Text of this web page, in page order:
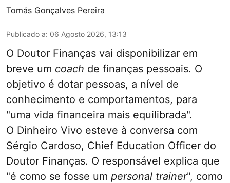
Tomás Gonçalves Pereira
Publicado a: 06 Agosto 2026, 13:13
O Doutor Finanças vai disponibilizar em
breve um coach de finanças pessoais. O
objetivo é dotar pessoas, a nível de
conhecimento e comportamentos, para
"uma vida financeira mais equilibrada".
O Dinheiro Vivo esteve à conversa com
Sérgio Cardoso, Chief Education Officer do
Doutor Finanças. O responsável explica que
"é como se fosse um personal trainer", como